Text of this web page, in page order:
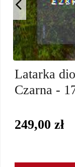
Latarka
Czarna -
249,00 zł